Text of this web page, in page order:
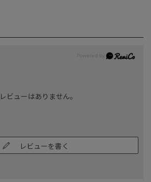
レビューはありません。
レビューを書く